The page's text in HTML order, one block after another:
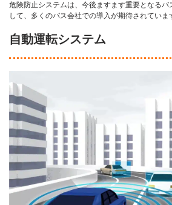
危険防止システムは、今後ますます重要となるバ
して、多くのバス会社での導入が期待されていま
自動運転システム